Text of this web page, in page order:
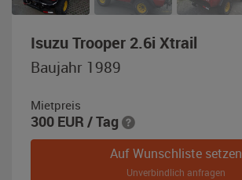
Isuzu Trooper 2.6i Xtrail
Baujahr 1989
Mietpreis
300 EUR / Tag
Auf Wunschliste setzen
Unverbindlich anfragen